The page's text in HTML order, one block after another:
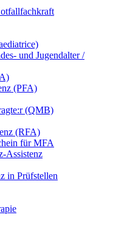
und Jugendalter /
(PFA)
(QMB)
(RFA)
für MFA
Assistenz
in Prüfstellen